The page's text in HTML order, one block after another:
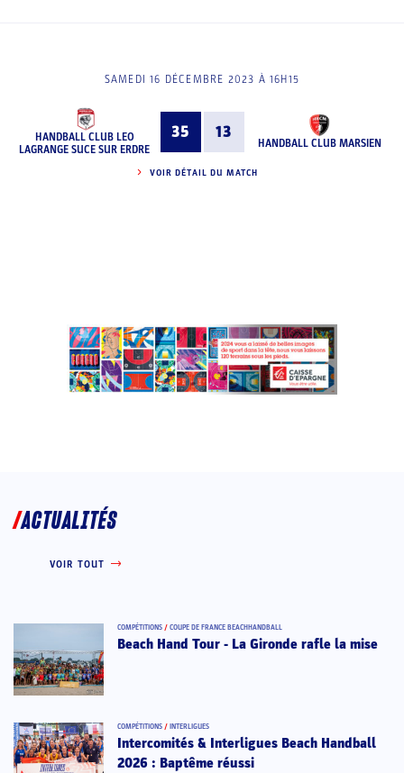
SAMEDI 16 DÉCEMBRE 2023 À 16H15
HANDBALL CLUB LEO
LAGRANGE SUCE SUR ERDRE
35 13
HANDBALL CLUB MARSIEN
VOIR DÉTAIL DU MATCH
ACTUALITÉS
VOIR TOUT
COMPÉTITIONS / COUPE DE FRANCE BEACHHANDBALL
Beach Hand Tour - La Gironde rafle la mise
COMPÉTITIONS / INTERLIGUES
Intercomités & Interligues Beach Handball
2026 : Baptême réussi